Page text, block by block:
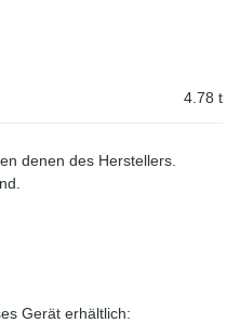
4.78 t
denen des Herstellers.
Gerät erhältlich: